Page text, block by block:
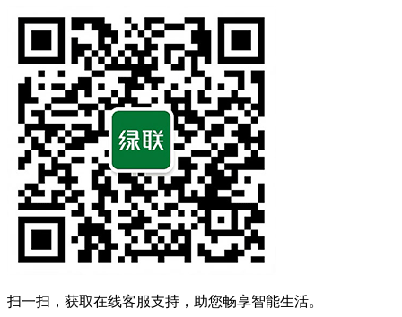
扫一扫，获取在线客服支持，助您畅享智能生活。